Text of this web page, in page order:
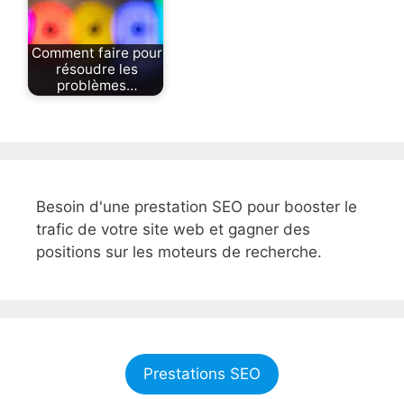
Comment faire pour
résoudre les
problèmes…
Besoin d'une prestation SEO pour booster le
trafic de votre site web et gagner des
positions sur les moteurs de recherche.
Prestations SEO